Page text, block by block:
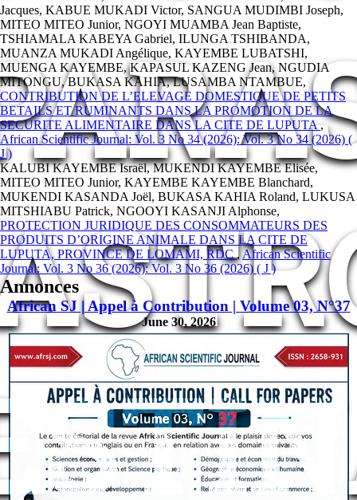
Jacques, KABUE MUKADI Victor, SANGUA MUDIMBI Joseph,
MITEO MITEO Junior, NGOYI MUAMBA Jean Baptiste,
TSHIAMALA KABEYA Gabriel, ILUNGA TSHIBANDA,
MUANZA MUKADI Angélique, KAYEMBE LUBATSHI,
MUENGA KAYEMBE, KAPASUL KAZENG Jean, NGUDIA
MITONGU, BUKASA KAHIA, LUSAMBA NTAMBUE,
CONTRIBUTION DE L’ELEVAGE DOMESTIQUE DE PETITS
BETAILS ET RUMINANTS DANS LA PROMOTION DE LA
SECURITE ALIMENTAIRE DANS LA CITE DE LUPUTA ,
African Scientific Journal: Vol. 3 No 34 (2026): Vol. 3 No 34 (2026) (
J )
KALUBI KAYEMBE Israël, MUKENDI KAYEMBE Elisée,
MITEO MITEO Junior, KAYEMBE KAYEMBE Blanchard,
MUKENDI KASANDA Joël, BUKASA KAHIA Roland, LUKUSA
MITSHIABU Patrick, NGOOYI KASANJI Alphonse,
PROTECTION JURIDIQUE DES CONSOMMATEURS DES
PRODUITS D’ORIGINE ANIMALE DANS LA CITE DE
LUPUTA, PROVINCE DE LOMAMI, RDC,African Scientific
Journal: Vol. 3 No 36 (2026): Vol. 3 No 36 (2026) ( J )
Annonces
African SJ | Appel à Contribution | Volume 03, N°37
June 30, 2026